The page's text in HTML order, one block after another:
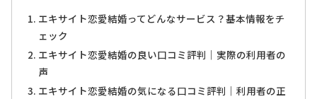
エキサイト恋愛結婚ってどんなサービス？基本情報をチ
ェック
エキサイト恋愛結婚の良い口コミ評判｜実際の利用者の
声
エキサイト恋愛結婚の気になる口コミ評判｜利用者の正